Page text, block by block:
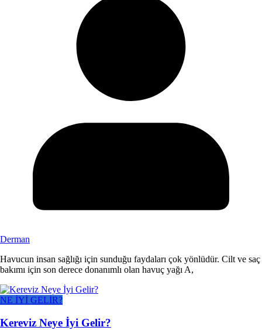
Derman
Havucun insan sağlığı için sunduğu faydaları çok yönlüdür. Cilt ve saç
bakımı için son derece donanımlı olan havuç yağı A,
NE İYİ GELİR?
Kereviz Neye İyi Gelir?